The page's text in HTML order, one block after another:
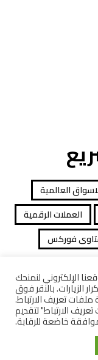
العالمية
العملات الرقمية
فوركس
2026
الشركات
الإلكتروني لنمنحك
الزيارات. بالنقر فوق
تعريف الارتباط.
الارتباط" لتقديم
خاضعة للرقابة.